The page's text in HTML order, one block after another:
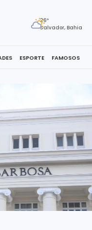
26º
Salvador, Bahia
ESPORTE FAMOSOS